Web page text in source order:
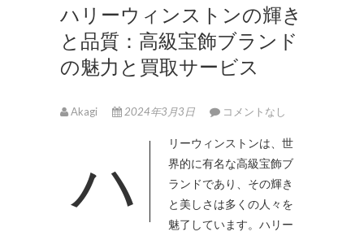
ハリーウィンストンの輝き
と品質：高級宝飾ブランド
の魅力と買取サービス
Akagi 2024年3月3日 コメントなし
ハリーウィンストンは、世
界的に有名な高級宝飾ブ
ランドであり、その輝き
と美しさは多くの人々を
魅了しています。 ハリー